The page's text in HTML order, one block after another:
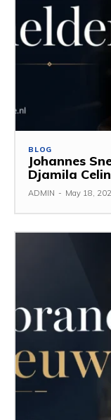
BLOG
Johannes
Djamila
ADMIN - May 18,